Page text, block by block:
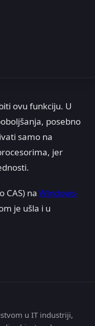
ovu funkciju. U
posebno
samo na
jer
CAS) na Windows-
je ušla i u
u IT industriji,